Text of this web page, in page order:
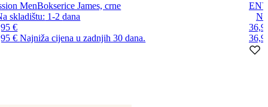
MenBokserice James, crne
skladištu: 1-2dana
€
€Najniža cijena u zadnjih 30 dana.